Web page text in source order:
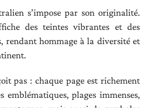
s’impose par son originalité.
des teintes vibrantes et des
rendant hommage à la diversité et
pas : chaque page est richement
emblématiques, plages immenses,